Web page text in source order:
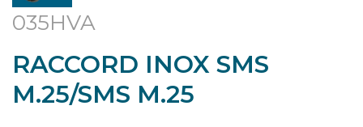
035HVA
RACCORD INOX SMS
M.25/SMS M.25